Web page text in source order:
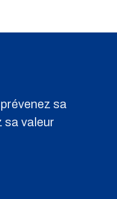
sa
sa valeur